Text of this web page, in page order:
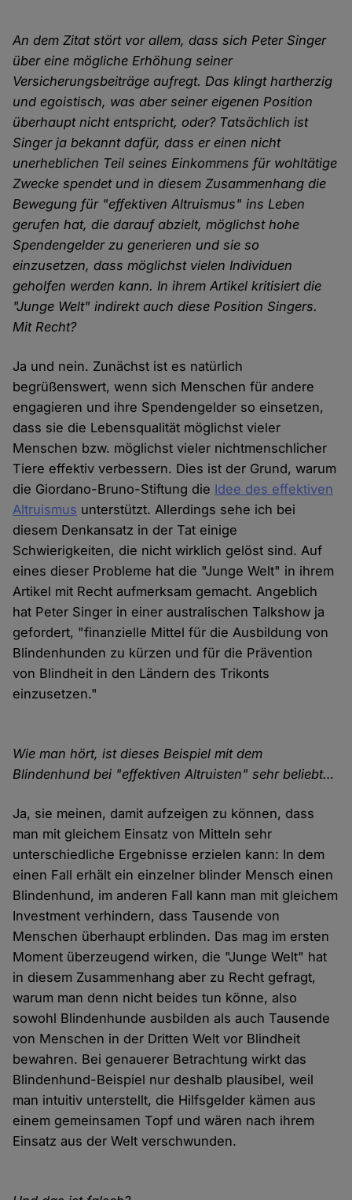
An dem Zitat stört vor allem, dass sich Peter Singer
über eine mögliche Erhöhung seiner
Versicherungsbeiträge aufregt. Das klingt hartherzig
und egoistisch, was aber seiner eigenen Position
überhaupt nicht entspricht, oder? Tatsächlich ist
Singer ja bekannt dafür, dass er einen nicht
unerheblichen Teil seines Einkommens für wohltätige
Zwecke spendet und in diesem Zusammenhang die
Bewegung für "effektiven Altruismus" ins Leben
gerufen hat, die darauf abzielt, möglichst hohe
Spendengelder zu generieren und sie so
einzusetzen, dass möglichst vielen Individuen
geholfen werden kann. In ihrem Artikel kritisiert die
"Junge Welt" indirekt auch diese Position Singers.
Mit Recht?
Ja und nein. Zunächst ist es natürlich
begrüßenswert, wenn sich Menschen für andere
engagieren und ihre Spendengelder so einsetzen,
dass sie die Lebensqualität möglichst vieler
Menschen bzw. möglichst vieler nichtmenschlicher
Tiere effektiv verbessern. Dies ist der Grund, warum
die Giordano-Bruno-Stiftung die Idee des effektiven
Altruismus unterstützt. Allerdings sehe ich bei
diesem Denkansatz in der Tat einige
Schwierigkeiten, die nicht wirklich gelöst sind. Auf
eines dieser Probleme hat die "Junge Welt" in ihrem
Artikel mit Recht aufmerksam gemacht. Angeblich
hat Peter Singer in einer australischen Talkshow ja
gefordert, "finanzielle Mittel für die Ausbildung von
Blindenhunden zu kürzen und für die Prävention
von Blindheit in den Ländern des Trikonts
einzusetzen."
Wie man hört, ist dieses Beispiel mit dem
Blindenhund bei "effektiven Altruisten" sehr beliebt…
Ja, sie meinen, damit aufzeigen zu können, dass
man mit gleichem Einsatz von Mitteln sehr
unterschiedliche Ergebnisse erzielen kann: In dem
einen Fall erhält ein einzelner blinder Mensch einen
Blindenhund, im anderen Fall kann man mit gleichem
Investment verhindern, dass Tausende von
Menschen überhaupt erblinden. Das mag im ersten
Moment überzeugend wirken, die "Junge Welt" hat
in diesem Zusammenhang aber zu Recht gefragt,
warum man denn nicht beides tun könne, also
sowohl Blindenhunde ausbilden als auch Tausende
von Menschen in der Dritten Welt vor Blindheit
bewahren. Bei genauerer Betrachtung wirkt das
Blindenhund-Beispiel nur deshalb plausibel, weil
man intuitiv unterstellt, die Hilfsgelder kämen aus
einem gemeinsamen Topf und wären nach ihrem
Einsatz aus der Welt verschwunden.